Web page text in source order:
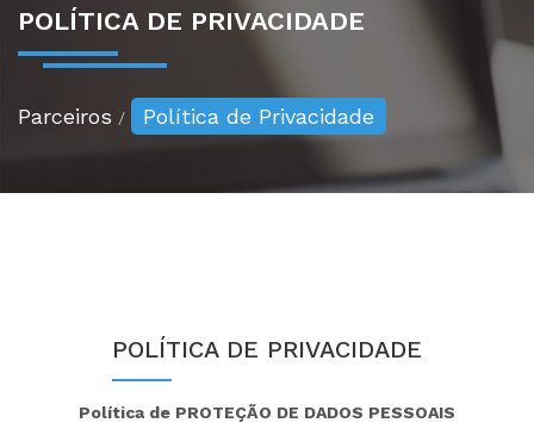
POLÍTICA DE PRIVACIDADE
Parceiros Política de Privacidade
POLÍTICA DE PRIVACIDADE
Política de PROTEÇÃO DE DADOS PESSOAIS